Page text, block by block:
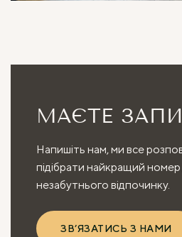
МАЄТЕ
Напишіть нам, ми все
підібрати найкращий
незабутнього відпочинку.
ЗВ’ЯЗАТИСЬ З НАМИ